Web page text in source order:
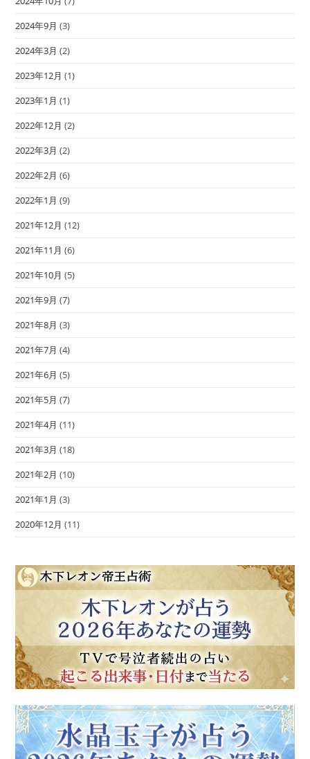
2024年9月 (3)
2024年3月 (2)
2023年12月 (1)
2023年1月 (1)
2022年12月 (2)
2022年3月 (2)
2022年2月 (6)
2022年1月 (9)
2021年12月 (12)
2021年11月 (6)
2021年10月 (5)
2021年9月 (7)
2021年8月 (3)
2021年7月 (4)
2021年6月 (5)
2021年5月 (7)
2021年4月 (11)
2021年3月 (18)
2021年2月 (10)
2021年1月 (3)
2020年12月 (11)